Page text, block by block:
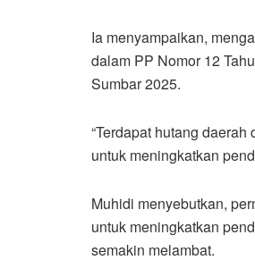
Ia menyampaikan,
dalam PP Nomor 12
Sumbar 2025.
“Terdapat hutang
untuk meningkatkan
Muhidi menyebutkan,
untuk meningkatkan
semakin melambat.